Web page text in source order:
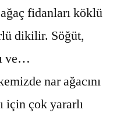
fidanları köklü
dikilir. Söğüt,
ve…
nar ağacını
için çok yararlı